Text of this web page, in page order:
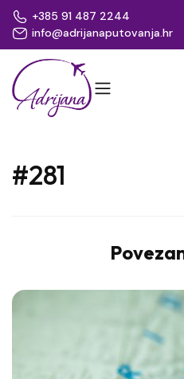
+385 91 487 2244
info@adrijanaputovanja.hr
#281